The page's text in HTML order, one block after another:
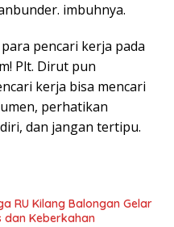
imbuhnya.
pencari kerja pada
Plt. Dirut pun
kerja bisa mencari
perhatikan
dan jangan tertipu.
RU Kilang Balongan Gelar
dan Keberkahan